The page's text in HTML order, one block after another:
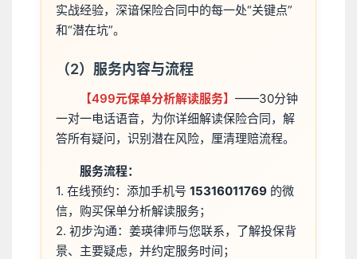
实战经验，深谙保险合同中的每一处“关键点”
和“潜在坑”。
（2）服务内容与流程
【499元保单分析解读服务】 ——30分钟
一对一电话语音，为你详细解读保险合同，解
答所有疑问，识别潜在风险，厘清理赔流程。
服务流程：
1. 在线预约：添加手机号 15316011769 的微
信，购买保单分析解读服务；
2. 初步沟通：姜瑛律师与您联系，了解投保背
景、主要疑虑，并约定服务时间；